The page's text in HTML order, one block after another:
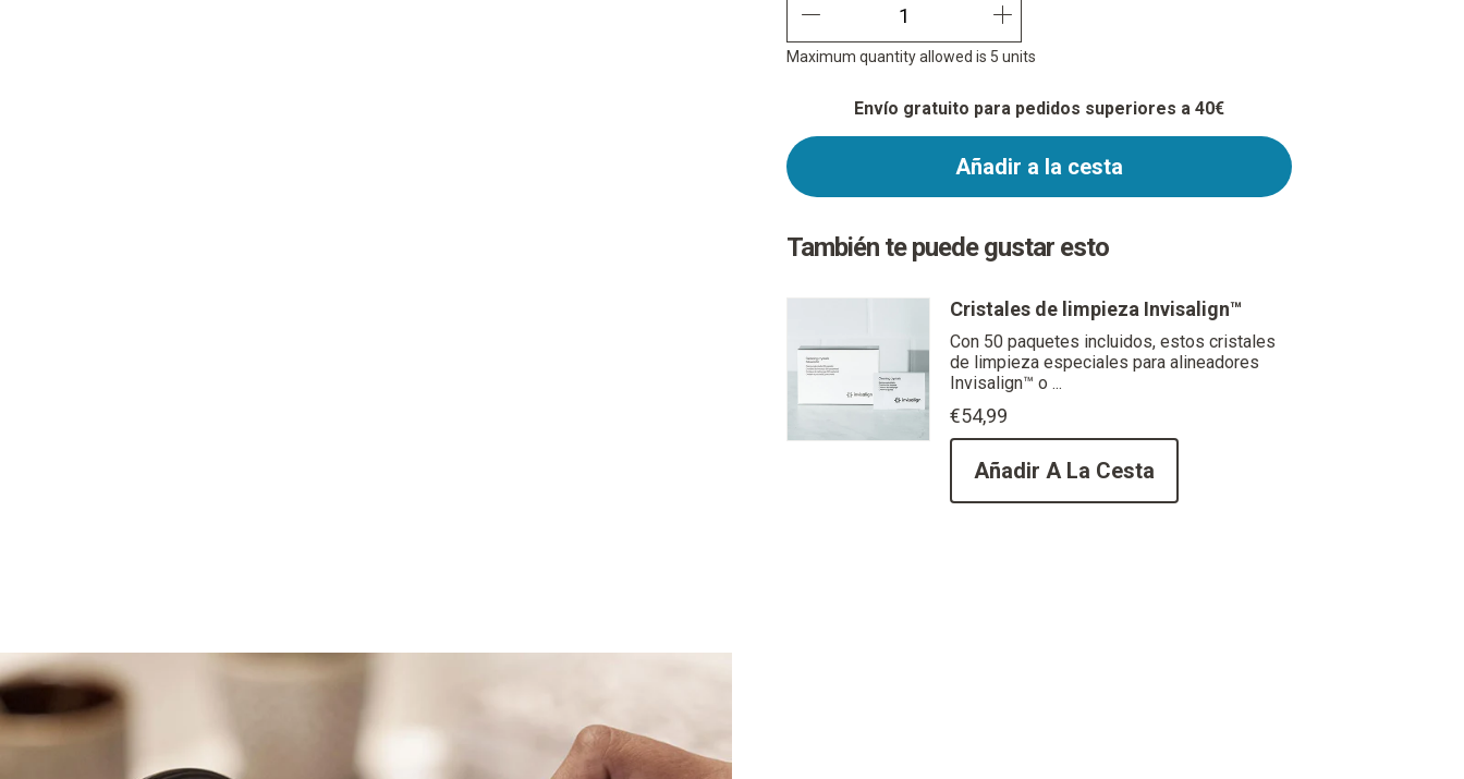
Maximum quantity allowed is 5 units
Envío gratuito para pedidos superiores a 40€
Añadir a la cesta
También te puede gustar esto
Cristales de limpieza Invisalign™
Con 50 paquetes incluidos, estos cristales
de limpieza especiales para alineadores
Invisalign™ o ...
€54,99
Añadir A La Cesta